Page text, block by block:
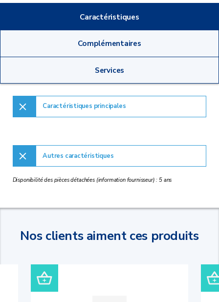
Caractéristiques
Complémentaires
Services
Caractéristiques principales
Autres caractéristiques
Disponibilité des pièces détachées (information fournisseur) : 5 ans
Nos clients aiment ces produits